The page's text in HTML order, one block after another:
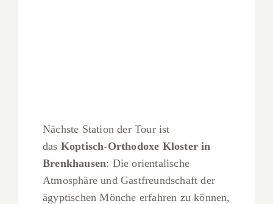
Nächste Station der Tour ist
das Koptisch-Orthodoxe Kloster in
Brenkhausen: Die orientalische
Atmosphäre und Gastfreundschaft der
ägyptischen Mönche erfahren zu können,